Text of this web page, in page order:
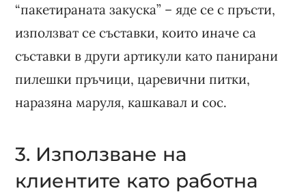
“пакетираната закуска” – яде се с пръсти,
използват се съставки, които иначе са
съставки в други артикули като панирани
пилешки пръчици, царевични питки,
наразяна маруля, кашкавал и сос.
3. Използване на
клиентите като работна